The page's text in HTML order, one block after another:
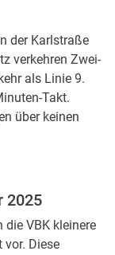
der Karlstraße
verkehren Zwei-
als Linie 9.
Takt.
über keinen
2025
die VBK kleinere
vor. Diese